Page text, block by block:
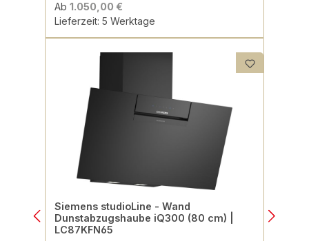
Ab 1.050,00 €
Lieferzeit: 5 Werktage
Siemens studioLine - Wand
Dunstabzugshaube iQ300 (80 cm) |
LC87KFN65